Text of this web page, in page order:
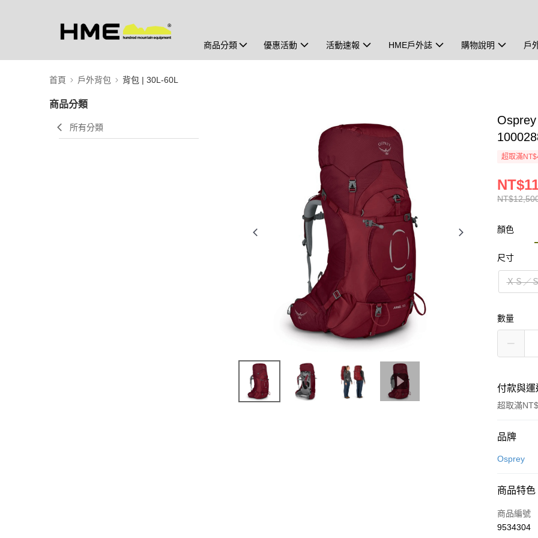
商品分類 優惠活動 活動速報 HME戶外誌 購物說明 戶
首頁 戶外背包 背包 | 30L-60L
商品分類
所有分類
超取滿
顏色
尺寸
ＸＳ／
數量
付款與
超取滿
付款方式
信用卡一
合作金
華南商
超商取貨
品牌
Osprey
商品特色
商品編號
9534304